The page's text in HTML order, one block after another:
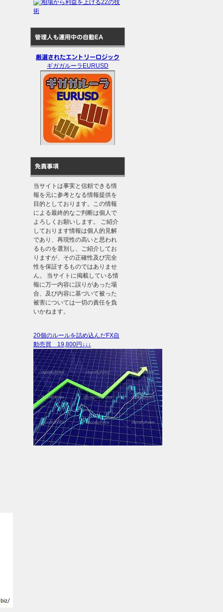
管理人も運用中の自動EA
厳選されたエントリーロジック
ギガガルーラEURUSD
免責事項
当サイトは事実と信頼できる情
報を元に参考となる情報提供を
目的としております。この情報
による最終的なご判断は個人で
よろしくお願いします。 ご紹介
しております情報は個人的見解
であり、再現性の高いと思われ
るものを選別し、ご紹介してお
りますが、その正確性及び完全
性を保証するものではありませ
ん。 当サイトに掲載している情
報に万一内容に誤りがあった場
合、及び内容に基づいて被った
被害については一切の責任を負
いかねます。
20個のルールを詰め込んだFX自
動売買 19,800円↓↓↓